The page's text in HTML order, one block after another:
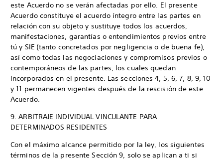
este Acuerdo no se verán afectadas por ello. El presente
Acuerdo constituye el acuerdo íntegro entre las partes en
relación con su objeto y sustituye todos los acuerdos,
manifestaciones, garantías o entendimientos previos entre
tú y SIE (tanto concretados por negligencia o de buena fe),
así como todas las negociaciones y compromisos previos o
contemporáneos de las partes, los cuales quedan
incorporados en el presente. Las secciones 4, 5, 6, 7, 8, 9, 10
y 11 permanecen vigentes después de la rescisión de este
Acuerdo.
9. ARBITRAJE INDIVIDUAL VINCULANTE PARA
DETERMINADOS RESIDENTES
Con el máximo alcance permitido por la ley, los siguientes
términos de la presente Sección 9, solo se aplican a ti si